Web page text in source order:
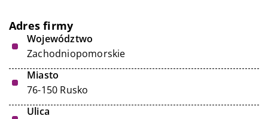
Adres firmy
Województwo
Zachodniopomorskie
Miasto
76-150 Rusko
Ulica